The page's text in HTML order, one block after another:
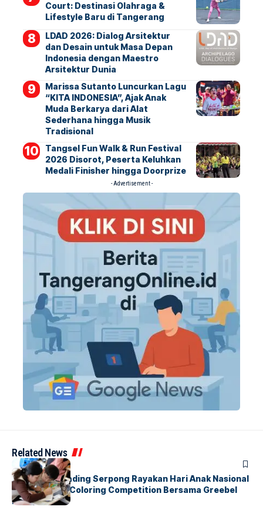
Court: Destinasi Olahraga &
Lifestyle Baru di Tangerang
LDAD 2026: Dialog Arsitektur
dan Desain untuk Masa Depan
Indonesia dengan Maestro
Arsitektur Dunia
Marissa Sutanto Luncurkan Lagu
“KITA INDONESIA”, Ajak Anak
Muda Berkarya dari Alat
Sederhana hingga Musik
Tradisional
Tangsel Fun Walk & Run Festival
2026 Disorot, Peserta Keluhkan
Medali Finisher hingga Doorprize
- Advertisement -
Related News
BERITAINDEX
Atria Hotel Gading Serpong Rayakan Hari Anak Nasional
Lewat Family Coloring Competition Bersama Greebel
Indonesia